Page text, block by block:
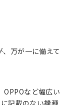
万が一に備えて
など幅広い
記載のない機種